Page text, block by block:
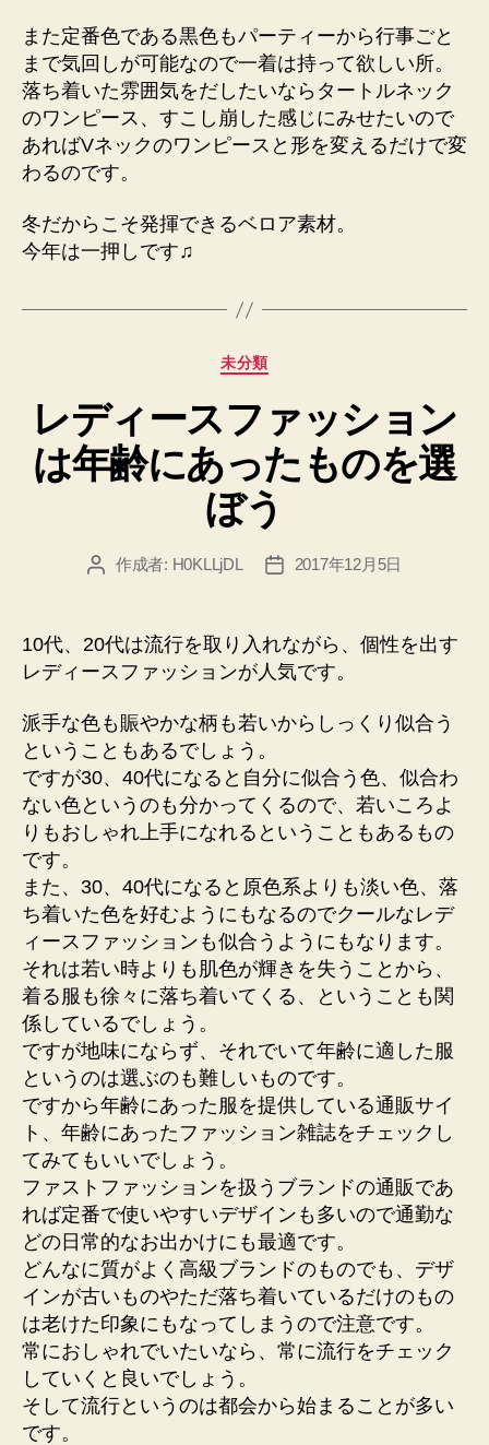
また定番色である黒色もパーティーから行事ごと
まで気回しが可能なので一着は持って欲しい所。
落ち着いた雰囲気をだしたいならタートルネック
のワンピース、すこし崩した感じにみせたいので
あればVネックのワンピースと形を変えるだけで変
わるのです。
冬だからこそ発揮できるベロア素材。
今年は一押しです♫
カ
ゴ
リ
ー
未分類
レディースファッション
は年齢にあったものを選
ぼう
投 作成者: H0KLLjDL
投
2017年12月5日
10代、20代は流行を取り入れながら、個性を出す
レディースファッションが人気です。
派手な色も賑やかな柄も若いからしっくり似合う
ということもあるでしょう。
ですが30、40代になると自分に似合う色、似合わ
ない色というのも分かってくるので、若いころよ
りもおしゃれ上手になれるということもあるもの
です。
また、30、40代になると原色系よりも淡い色、落
ち着いた色を好むようにもなるのでクールなレデ
ィースファッションも似合うようにもなります。
それは若い時よりも肌色が輝きを失うことから、
着る服も徐々に落ち着いてくる、ということも関
係しているでしょう。
ですが地味にならず、それでいて年齢に適した服
というのは選ぶのも難しいものです。
ですから年齢にあった服を提供している通販サイ
ト、年齢にあったファッション雑誌をチェックし
てみてもいいでしょう。
ファストファッションを扱うブランドの通販であ
れば定番で使いやすいデザインも多いので通勤な
どの日常的なお出かけにも最適です。
どんなに質がよく高級ブランドのものでも、デザ
インが古いものやただ落ち着いているだけのもの
は老けた印象にもなってしまうので注意です。
常におしゃれでいたいなら、常に流行をチェック
していくと良いでしょう。
そして流行というのは都会から始まることが多い
です。